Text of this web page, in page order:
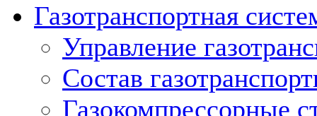
Газотранспортная
Управление
Состав
Газокомпрессорные